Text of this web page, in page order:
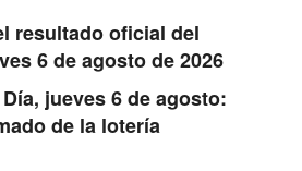
resultado oficial del
6 de agosto de 2026
jueves 6 de agosto:
de la lotería